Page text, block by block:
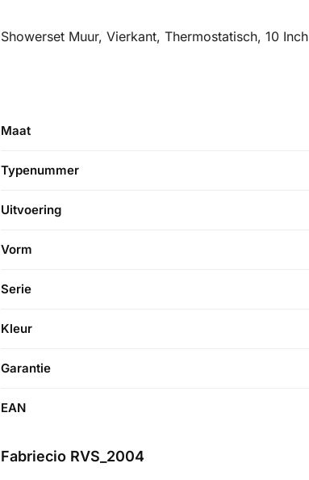
Showerset Muur, Vierkant, Thermostatisch, 10 Inch
Maat
Typenummer
Uitvoering
Vorm
Serie
Kleur
Garantie
EAN
Fabriecio RVS_2004